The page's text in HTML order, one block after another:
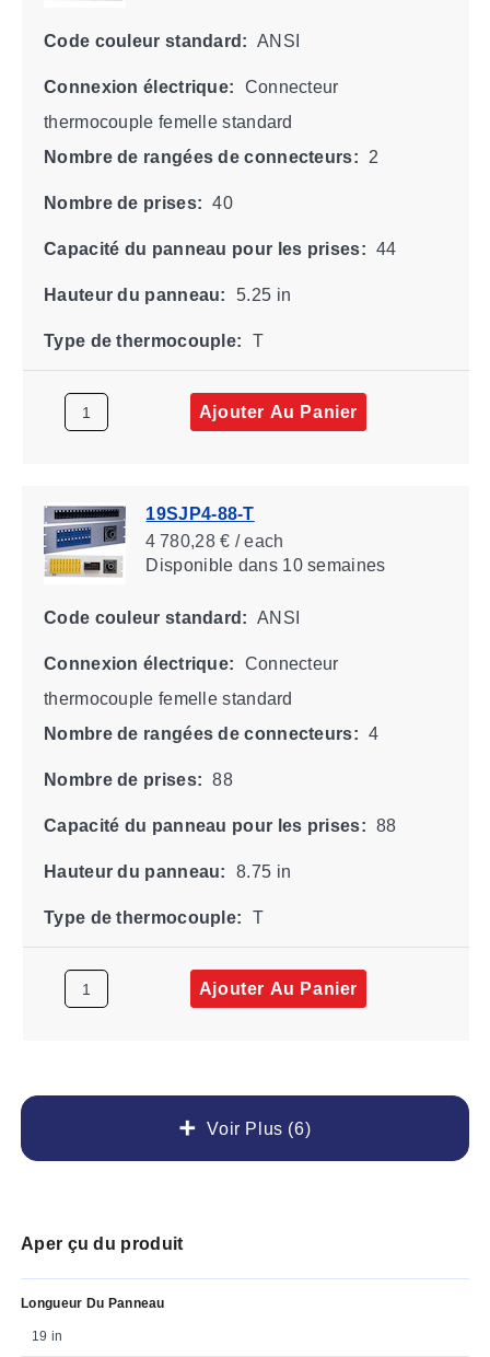
Voir Plus (6)
Code couleur standard: ANSI
Connexion électrique:
Connecteur
thermocouple femelle standard
Nombre de rangées de connecteurs:
2
Nombre de prises: 40
Capacité du panneau pour les prises: 44
Hauteur du panneau: 5.25 in
Type de thermocouple: T
Ajouter Au Panier
19SJP4-88-T
4 780,28 € / each
Disponibledans 10 semaines
Code couleur standard: ANSI
Connexion électrique:
Connecteur
thermocouple femelle standard
Nombre de rangées de connecteurs: 4
Nombre de prises: 88
Capacité du panneau pour les prises: 88
Hauteur du panneau: 8.75 in
Type de thermocouple: T
Ajouter Au Panier
Aper çu du produit
Longueur Du Panneau
19 in